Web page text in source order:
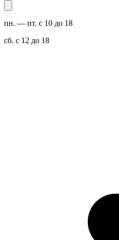
пн. — пт. с 10 до 18
сб. с 12 до 18